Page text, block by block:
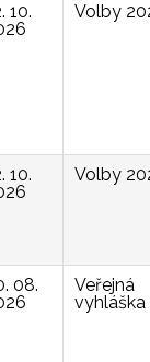
10.
Volby
10.
Volby
08.
Veřejná
vyhláška